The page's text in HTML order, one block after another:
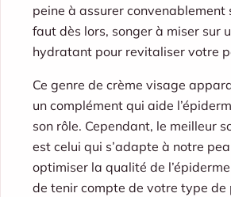
peine à assurer convenablement
faut dès lors, songer à miser sur
hydratant pour revitaliser votre
Ce genre de crème visage
un complément qui aide
son rôle. Cependant, le meilleur
est celui qui s’adapte à notre
optimiser la qualité de
de tenir compte de votre type de